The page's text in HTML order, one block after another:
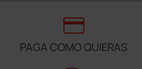
credit_card
PAGA COMO QUIERAS